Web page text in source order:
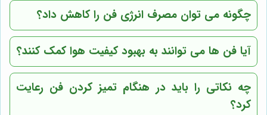
چگونه می توان مصرف انرژی فن را کاهش داد؟
آیا فن ها می توانند به بهبود کیفیت هوا کمک کنند؟
چه نکاتی را باید در هنگام تمیز کردن فن رعایت
کرد؟